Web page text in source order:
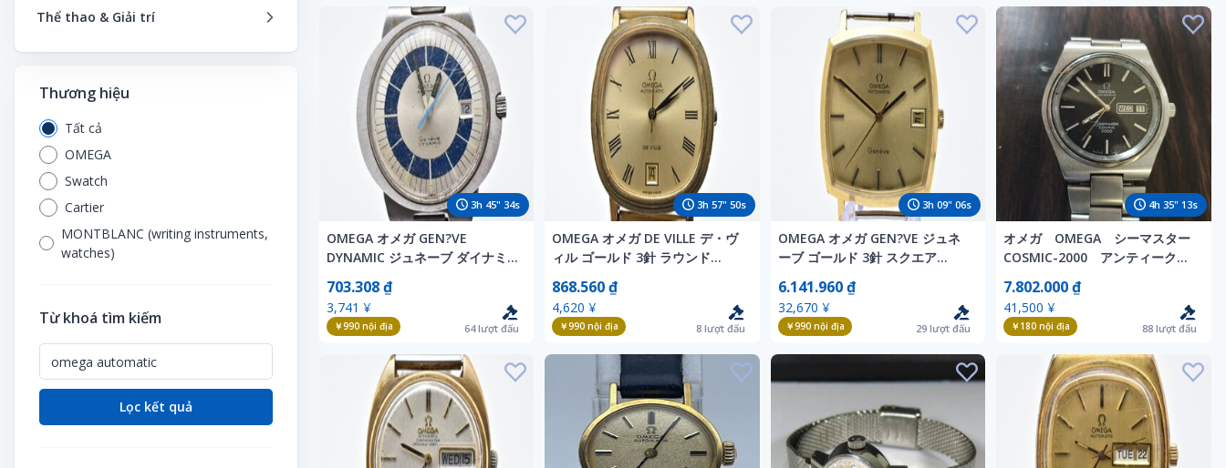
Túi xách nữ
Pin, sạc
Thiết bị âm thanh
TV & Thiết bị video
Xe buýt
Xe đạp điện
Xe đua
Xe máy
Xe ô tô nhà ở lưu động
Xe tải, máy xây dựng
Lịch
Minh họa, sản xuất nghệ thuật
Sản xuất (thuyết minh, diễn viên
Telephone Cards
Thẻ quo
Tiêu đề
Trang phục Cosplay
Truyện tranh
VCD
Đồ chơi điều khiển
Đồ chơi giáo dục
Đồ chơi mô hình
Đồ chơi nhân vật
Đồ chơi nhồi bông
Đồ chơi thức ăn nhanh
Đồng hồ
Lắp ghép, Xếp hình
Máy đánh bạc
Mô hình đường sắt
Thực phẩm chức năng
Nội thất
Sản phẩm tâm linh
SF
Tác phẩm nghệ thuật
thức
Thẻ điện thoại
Tiền
Vấn đề in
Vẽ tranh, cho thuê thủ công
Sản phẩm làm bằng tay
Thiết bị bảo mật an toàn
Tủ, kệ, hộp đựng đồ
Vật liệu xây dựng
Vé
Nhạc cụ, thiết bị
Sách, tạp chí
Sản xuất âm nhạc
Video
Lịch
Nhân văn, xã hội
Sách CD
Sách cũ, tài liệu cũ
Sách giáo dục, khoa học viễn tưởng
Sở thích, thể thao, thực tế
Sức khỏe và y học
Tạp chí
Truyện tranh
Văn học & Tiểu thuyết
Gạo, ngũ cốc
Gia vị
Mỳ ống & Mỳ
Snack - Đồ ăn vặt
Sữa bột
Thực phẩm ăn kiêng
Thực phẩm ăn liền
Thực phẩm chế biến sẵn
Thực phẩm chức năng
Cây cảnh trong chậu
Cây trang trí trong nhà
Cây trồng trong chậu
Dụng cụ và vật liệu làm vườn
Hoa ép khô
Hoa giả
Hoa khô
Làm vườn
Nông nghiệp
Sách liên quan
Sắp xếp hoa
Câu lạc bộ fan hâm mộ
Chữ ký
Dây buộc tóc cao su
Dây đeo điện thoại di động
DVD thần tượng
Khác
Nhạc pop
Nhạc sĩ
Nhãn dán
Dịch vụ thuê nhạc cụ
Đồ chơi sở thích
Đồ dùng nghệ thuật
Đường sắt
Khác
Mô hình đường sắt
Mô hình nhựa
Mô hình xe
Nhạc cụ
Ống nhòm ngắm chim
Tác phẩm nghệ thuật
Thể thao & Giải trí
Dịch vụ thuê dụng cụ thể thao
Du lịch
Đua xe đạp
Dụng cụ thể thao
Khác
Khóa học vận động
Kính râm thể thao
Pachinko & Pachislot
Thương hiệu
Tất cả
OMEGA
Swatch
Cartier
MONTBLANC (writing instruments,
watches)
Từ khoá tìm kiếm
Lọc kết quả
3h 45"32s
OMEGA オメガ GEN?VE
DYNAMIC ジュネーブ ダイナミ
ンレス 防水 Automatic 腕時計
703.308 ₫
3,741 ¥
￥990nội địa 64lượt đấu
3h 57" 48s
OMEGA オメガ DE VILLE デ・ヴ
ィル ゴールド 3針 ラウンド
ト
868.560 ₫
4,620 ¥
￥990 nội địa 8lượt đấu
3h09"04s
OMEGA オメガ GEN?VE ジュネ
ーブ ゴールド 3針 スクエア
6.141.960 ₫
32,670 ¥
￥990nội địa 29 lượt đấu
4h 35" 11s
オメガ OMEGA シーマスター
COSMIC-2000 アンティーク
7.802.000 ₫
41,500 ¥
￥180 nội địa 88lượt đấu